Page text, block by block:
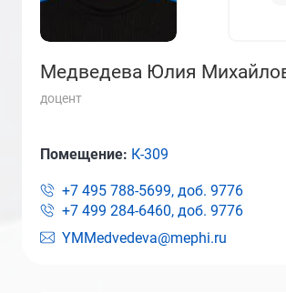
Медведева Юлия
доцент
YMMedvedeva@mephi.ru
Помещение: К-309
+7 495 788-5699, доб. 9776
+7 499 284-6460, доб. 9776